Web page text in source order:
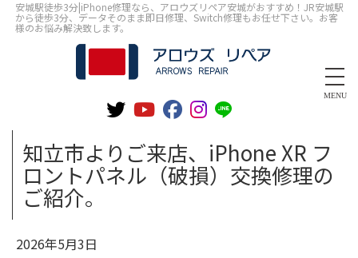
安城駅徒歩3分|iPhone修理なら、アロウズリペア安城がおすすめ！JR安城駅
から徒歩3分、データそのまま即日修理、Switch修理もお任せ下さい。お客
様のお悩み解決致します。
MENU
知立市よりご来店、iPhone XR フ
ロントパネル（破損）交換修理の
ご紹介。
2026年5月3日